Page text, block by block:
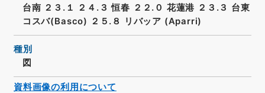
台南 ２３.１ ２４.３ 恒春 ２２.０ 花蓮港 ２３.３ 台東
コスバ(Basco) ２５.８ リバッア (Aparri)
種別
図
資料画像の利用について